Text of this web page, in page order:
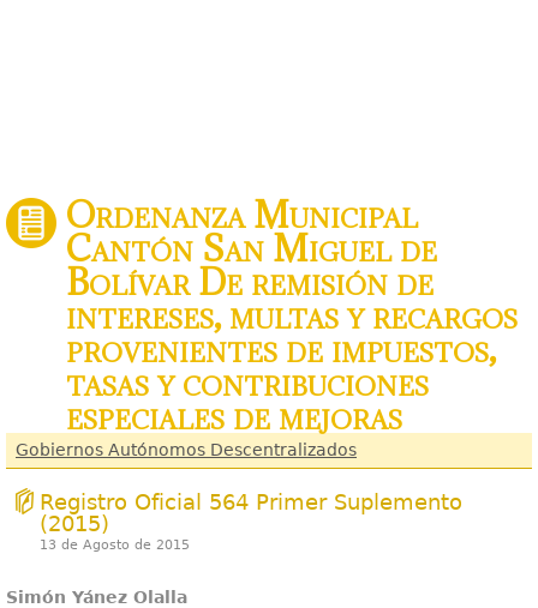
Ordenanza Municipal
Cantón San Miguel de
Bolívar De remisión de
intereses, multas y recargos
provenientes de impuestos,
tasas y contribuciones
especiales de mejoras
Gobiernos Autónomos Descentralizados
Registro Oficial 564 Primer Suplemento
(2015)
13 de Agosto de 2015
Simón Yánez Olalla